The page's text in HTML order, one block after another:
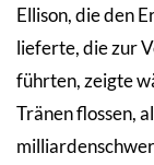
Ellison, die den
lieferte, die zur
führten, zeigte
Tränen flossen,